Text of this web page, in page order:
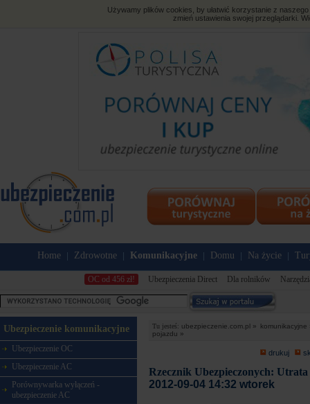
Używamy plików cookies, by ułatwić korzystanie z
zmień ustawienia swojej przeglądarki.
Home Zdrowotne Komunikacyjne Domu Na życie
OC od 456 zł! Ubezpieczenia Direct Dla rolników
Ubezpieczenie komunikacyjne
Ubezpieczenie OC
Ubezpieczenie AC
Porównywarka wyłączeń -
ubezpieczenie AC
Tu jesteś: ubezpieczenie.com.pl »
komunikacyjne
pojazdu »
drukuj
Rzecznik Ubezpieczonych:
2012-09-04 14:32 wtorek